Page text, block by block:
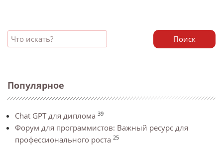
Поиск
Популярное
Chat GPT для диплома 39
Форум для программистов: Важный ресурс для
профессионального роста 25